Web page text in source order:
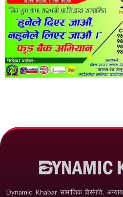
Dynamic Khabar सामाजिक विसंगति,